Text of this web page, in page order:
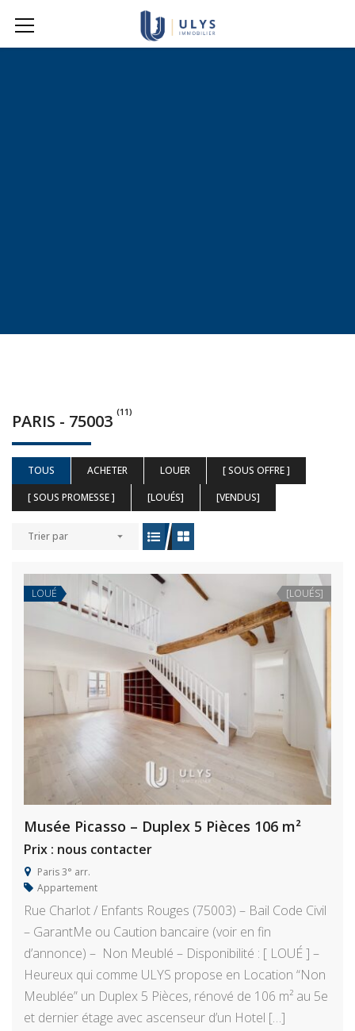
PARIS - 75003 (11)
TOUS ACHETER LOUER
[ SOUS OFFRE ]
[ SOUS PROMESSE ]
[LOUÉS] [VENDUS]
Trier par
LOUÉ [LOUÉS]
Musée Picasso – Duplex 5 Pièces 106 m²
Prix : nous contacter
Paris 3° arr.
Appartement
Rue Charlot / Enfants Rouges (75003) – Bail Code Civil
– GarantMe ou Caution bancaire (voir en fin
d’annonce) – Non Meublé – Disponibilité : [ LOUÉ ] –
Heureux qui comme ULYS propose en Location “Non
Meublée” un Duplex 5 Pièces, rénové de 106 m² au 5e
et dernier étage avec ascenseur d’un Hotel […]